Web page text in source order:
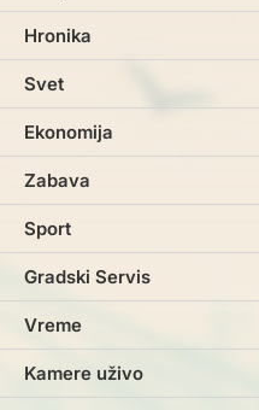
Hronika
Svet
Ekonomija
Zabava
Sport
Gradski Servis
Vreme
Kamere uživo